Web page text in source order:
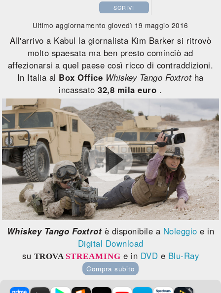
SCRIVI
Ultimo aggiornamento giovedì 19 maggio 2016
All'arrivo a Kabul la giornalista Kim Barker si ritrovò
molto spaesata ma ben presto cominciò ad
affezionarsi a quel paese così ricco di contraddizioni.
In Italia al Box Office Whiskey Tango Foxtrotha
incassato32,8 mila euro .
Whiskey Tango Foxtrotè disponibile a Noleggio e in
Digital Download
su TROVA STREAMING e in DVD e Blu-Ray
Compra subito